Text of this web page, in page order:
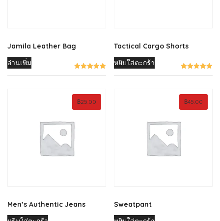
Jamila Leather Bag
อ่านเพิ่ม
Tactical Cargo Shorts
หยิบใส่ตะกร้า
Men’s Authentic Jeans
฿25.00
Sweatpant
฿45.00